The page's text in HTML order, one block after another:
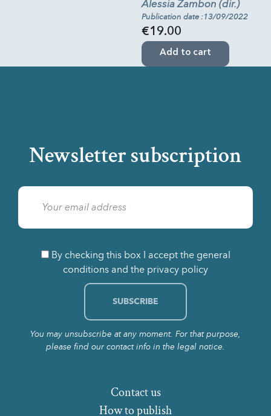
Alessia Zambon (dir.)
Publication date :13/09/2022
€19.00
Add to cart
Newsletter subscription
By checking this box I accept the general
conditions and the privacy policy
You may unsubscribe at any moment. For that purpose,
please find our contact info in the legal notice.
How to publish
Contact us